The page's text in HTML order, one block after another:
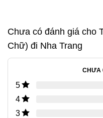
Chưa có đánh giá cho
Chữ) đi Nha Trang
CHƯA
5
4
3